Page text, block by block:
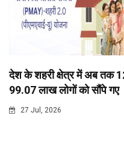
देश के शहरी क्षेत्र में अब तक
99.07 लाख लोगों को सौंपे गए
27 Jul, 2026